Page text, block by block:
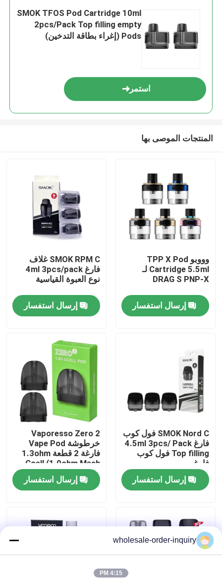
أشرطة فيديو
معلومات عنا
رقابة جودة
اتصل بنا
جراب بخار قابل لإعادة الملء
قرنة يمكن التخلص منها
SMOK TFOS Pod Cartridge 10ml
2pcs/Pack Top filling empty
Pods (إغراء بطاقة التدخين)
استمر
المنتجات الموصى بها
وووبو TPP X Pod
Cartridge 5.5ml لـ
DRAG S PNP-X
إرسال استفسار
SMOK RPM C غلاف
فارغ 4ml 3pcs/pack
نوع العبوة القياسية
إرسال استفسار
SMOK Nord C فول كوب
فارغ 4.5ml 3pcs/ Pack
Top filling فول كوب
فارغ
إرسال استفسار
Vaporesso Zero 2
خرطوشة Vape Pod
فارغة 2 قطعة 1.3ohm
Ccell (1.0ohm Mesh
Pods)
إرسال استفسار
wholesale-order-inquiry
4:15 PM